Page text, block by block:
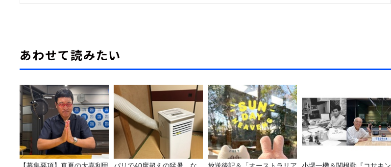
あわせて読みたい